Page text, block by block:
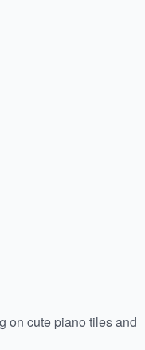
on cute piano tiles and